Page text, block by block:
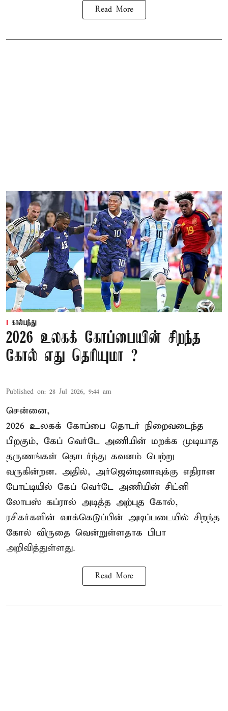
Read More
கால்பந்து
2026 உலகக் கோப்பையின் சிறந்த
கோல் எது தெரியுமா ?
Published on: 28 Jul 2026, 9:44 am
சென்னை,
2026 உலகக் கோப்பை தொடர் நிறைவடைந்த
பிறகும், கேப் வெர்டே அணியின் மறக்க முடியாத
தருணங்கள் தொடர்ந்து கவனம் பெற்று
வருகின்றன. அதில், அர்ஜென்டினாவுக்கு எதிரான
போட்டியில் கேப் வெர்டே அணியின் சிட்னி
லோபஸ் கப்ரால் அடித்த அற்புத கோல்,
ரசிகர்களின் வாக்கெடுப்பின் அடிப்படையில் சிறந்த
கோல் விருதை வென்றுள்ளதாக பிபா
அறிவித்துள்ளது.
Read More